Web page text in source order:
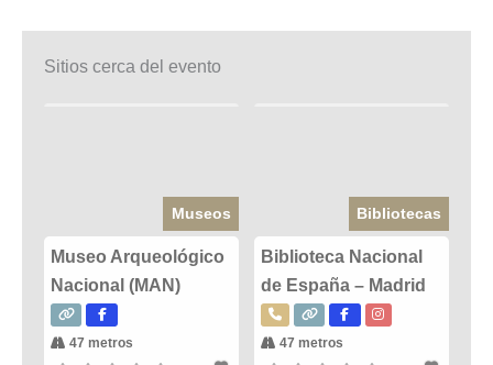
Sitios cerca del evento
Museos
Museo Arqueológico
Nacional (MAN)
47 metros
Bibliotecas
Biblioteca Nacional
de España – Madrid
47 metros